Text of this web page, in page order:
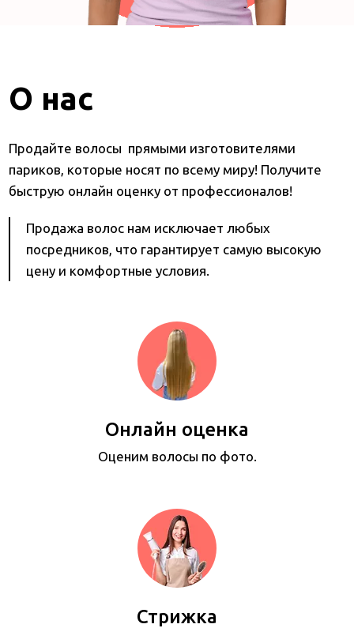
О нас
Продайте волосы прямыми изготовителями
париков, которые носят по всему миру! Получите
быструю онлайн оценку от профессионалов!
Продажа волос нам исключает любых
посредников, что гарантирует самую высокую
цену и комфортные условия.
Онлайн оценка
Оценим волосы по фото.
Стрижка